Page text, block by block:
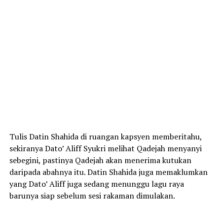
Tulis Datin Shahida di ruangan kapsyen memberitahu,
sekiranya Dato’ Aliff Syukri melihat Qadejah menyanyi
sebegini, pastinya Qadejah akan menerima kutukan
daripada abahnya itu. Datin Shahida juga memaklumkan
yang Dato’ Aliff juga sedang menunggu lagu raya
barunya siap sebelum sesi rakaman dimulakan.